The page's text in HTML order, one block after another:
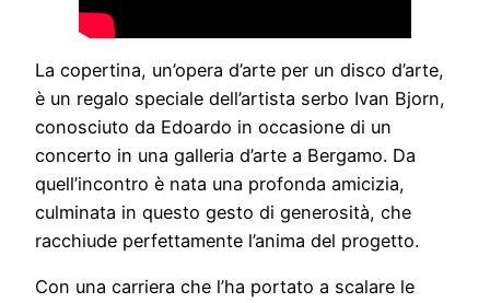
La copertina, un’opera d’arte per un disco d’arte,
è un regalo speciale dell’artista serbo Ivan Bjorn,
conosciuto da Edoardo in occasione di un
concerto in una galleria d’arte a Bergamo. Da
quell’incontro è nata una profonda amicizia,
culminata in questo gesto di generosità, che
racchiude perfettamente l’anima del progetto.
Con una carriera che l’ha portato a scalare le